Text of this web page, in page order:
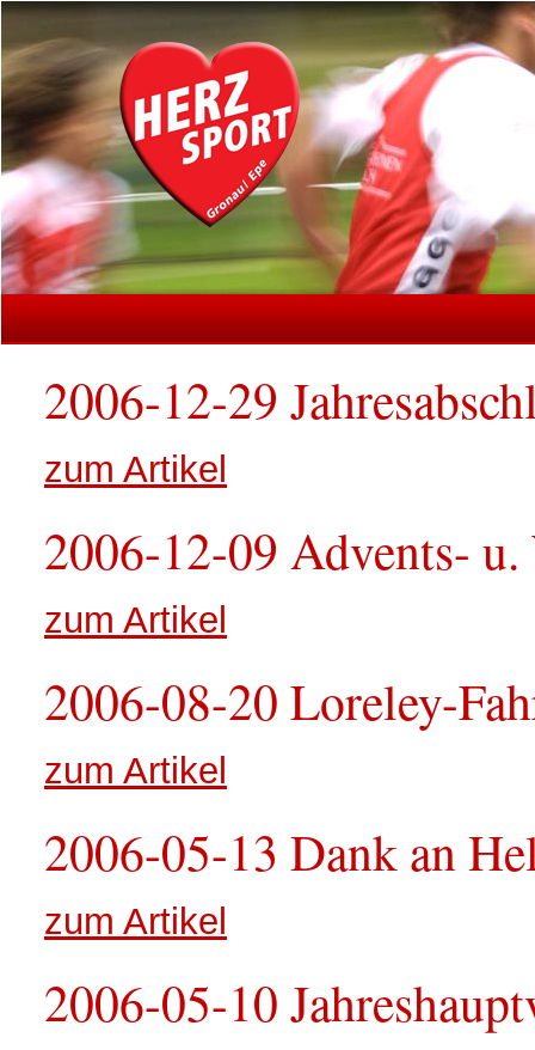
2006-12-29
zum Artikel
2006-12-09 Advents-
zum Artikel
2006-08-20 Loreley-
zum Artikel
2006-05-13 Dank an
zum Artikel
2006-05-10